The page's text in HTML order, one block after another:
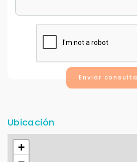
Enviar consulta
Ubicación
+